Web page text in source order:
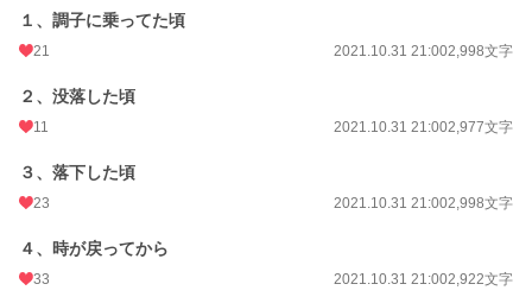
───。
ー ー ー ー ー
直のお相手になるアイドルグループには
クール、オレ様、ワンコ、根暗がいます。
いと思ってます。
小説
BL 4,577 位 / 31,438 件
１、調子に乗ってた頃
21 2021.10.31 21:002,998文字
２、没落した頃
11 2021.10.31 21:002,977文字
３、落下した頃
23 2021.10.31 21:002,998文字
４、時が戻ってから
33 2021.10.31 21:002,922文字